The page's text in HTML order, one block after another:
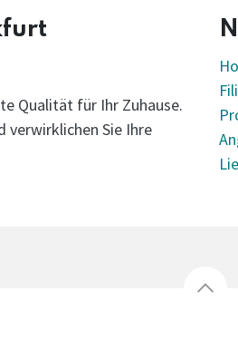
Qualität für Ihr Zuhause.
verwirklichen Sie Ihre